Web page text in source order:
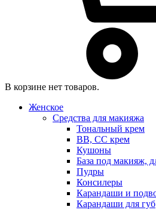
В корзине нет товаров.
Женское
Средства для макияжа
Тональный крем
BB, CC крем
Кушоны
База под макияж,
Пудры
Консилеры
Карандаши и
Карандаши для губ